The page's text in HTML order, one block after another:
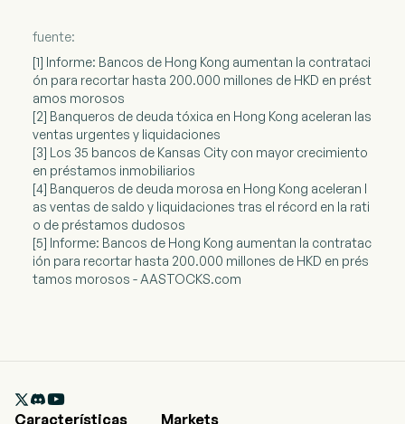
fuente:
[1] Informe: Bancos de Hong Kong aumentan la contrataci
ón para recortar hasta 200.000 millones de HKD en prést
amos morosos
[2] Banqueros de deuda tóxica en Hong Kong aceleran las
ventas urgentes y liquidaciones
[3] Los 35 bancos de Kansas City con mayor crecimiento
en préstamos inmobiliarios
[4] Banqueros de deuda morosa en Hong Kong aceleran l
as ventas de saldo y liquidaciones tras el récord en la rati
o de préstamos dudosos
[5] Informe: Bancos de Hong Kong aumentan la contratac
ión para recortar hasta 200.000 millones de HKD en prés
tamos morosos - AASTOCKS.com

Características
Markets